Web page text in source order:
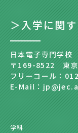
＞入学に関
日本電子専門学校
〒169-8522 東
フリーコール：
E-Mail：
学科